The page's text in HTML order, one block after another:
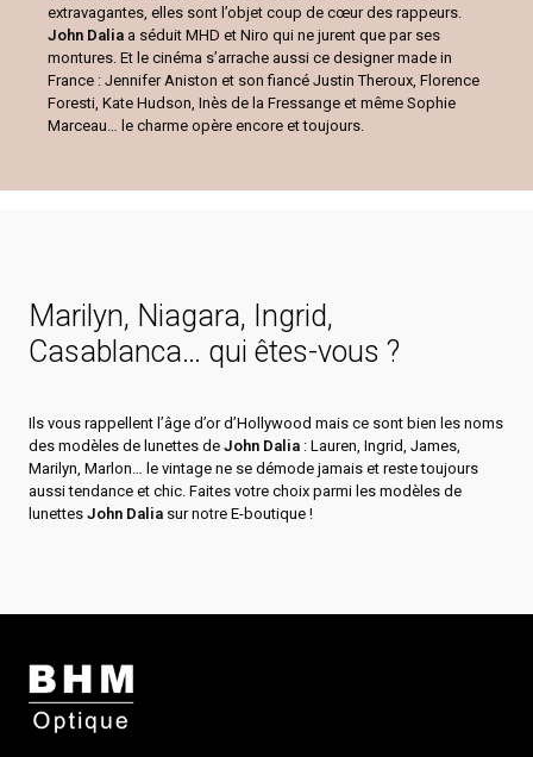
extravagantes, elles sont l’objet coup de cœur des rappeurs.
John Dalia a séduit MHD et Niro qui ne jurent que par ses
montures. Et le cinéma s’arrache aussi ce designer made in
France : Jennifer Aniston et son fiancé Justin Theroux, Florence
Foresti, Kate Hudson, Inès de la Fressange et même Sophie
Marceau… le charme opère encore et toujours.
Marilyn, Niagara, Ingrid,
Casablanca… qui êtes-vous ?
Ils vous rappellent l’âge d’or d’Hollywood mais ce sont bien les noms
des modèles de lunettes deJohn Dalia : Lauren, Ingrid, James,
Marilyn, Marlon… le vintage ne se démode jamais et reste toujours
aussi tendance et chic.Faites votre choix parmi les modèles de
lunettesJohn Dalia sur notre E-boutique !